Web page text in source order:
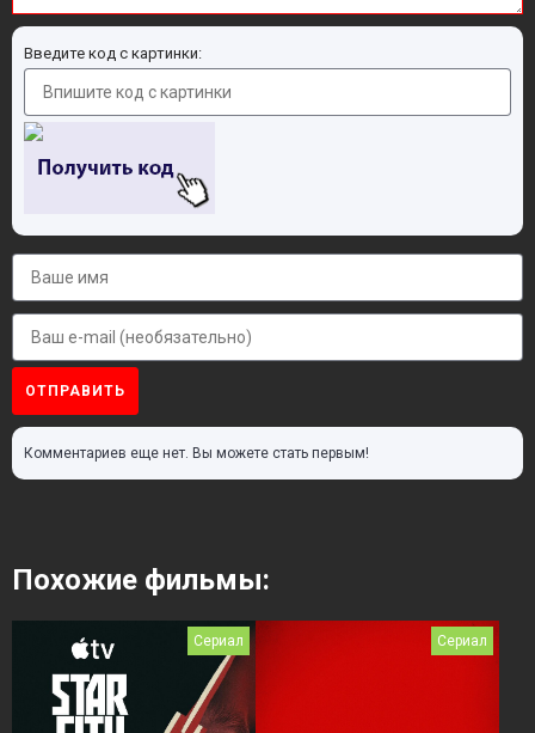
Введите код с картинки:
ОТПРАВИТЬ
Комментариев еще нет. Вы можете стать первым!
Похожие фильмы:
Сериал Сериал